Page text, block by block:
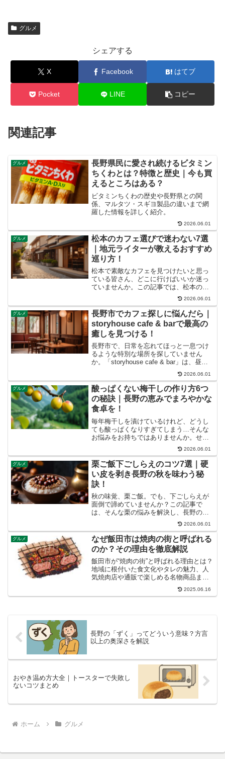
グルメ
シェアする
X Facebook はてブ
Pocket LINE コピー
関連記事
グルメ
長野県民に愛され続けるビタミン
ちくわとは？特徴と歴史｜今も買
えるところはある？
ビタミンちくわの歴史や長野県との関
係、マルタツ・スギヨ製品の違いまで網
羅した情報を詳しく紹介。
2026.06.01
グルメ
松本のカフェ選びで迷わない7選
｜地元ライターが教えるおすすめ
巡り方！
松本で素敵なカフェを見つけたいと思っ
ている皆さん、どこに行けばいいか迷っ
ていませんか。この記事では、松本の魅
力的なカフェを厳選してご紹介し、あな
たの旅や日常を彩る特別な一杯との出会
いをサポートします。読み終える頃に
は、あなたの目的にぴったり...
2026.06.01
グルメ
長野市でカフェ探しに悩んだら｜
storyhouse cafe & barで最高の
癒しを見つける！
長野市で、日常を忘れてほっと一息つけ
るような特別な場所を探していません
か。「storyhouse cafe & bar」は、昼は
心地よいカフェ、夜は落ち着いたバーと
して、訪れる人々に非日常の体験を提供
しています。この記事では、お店の魅力
や多...
2026.06.01
グルメ
酸っぱくない梅干しの作り方6つ
の秘訣｜長野の恵みでまろやかな
食卓を！
毎年梅干しを漬けているけれど、どうし
ても酸っぱくなりすぎてしまう…そんな
お悩みをお持ちではありませんか。せっ
かくの手作り梅干し、もっとまろやかで
食べやすい味に仕上げたいと願うのは当
然のことでしょう。この記事では、長野
の豊かな自然が育む梅の魅...
2026.06.01
グルメ
栗ご飯下ごしらえのコツ7選｜硬
い皮を剥き長野の秋を味わう秘
訣！
秋の味覚、栗ご飯。でも、下ごしらえが
面倒で諦めていませんか？この記事で
は、そんな栗の悩みを解決し、長野の豊
かな恵みを食卓で楽しむための下ごしら
え術を徹底解説します。硬い皮の剥き方
からアク抜き、さらには保存方法まで、
美味しい栗ご飯を作るための...
2026.06.01
グルメ
なぜ飯田市は焼肉の街と呼ばれる
のか？その理由を徹底解説
飯田市が“焼肉の街”と呼ばれる理由とは？
地域に根付いた食文化やタレの魅力、人
気焼肉店や通販で楽しめる名物商品まで
2025.06.16
長野の「ずく」ってどういう意味？方言
以上の奥深さを解説
おやき温め方大全｜トースターで失敗し
ないコツまとめ
ホーム グルメ